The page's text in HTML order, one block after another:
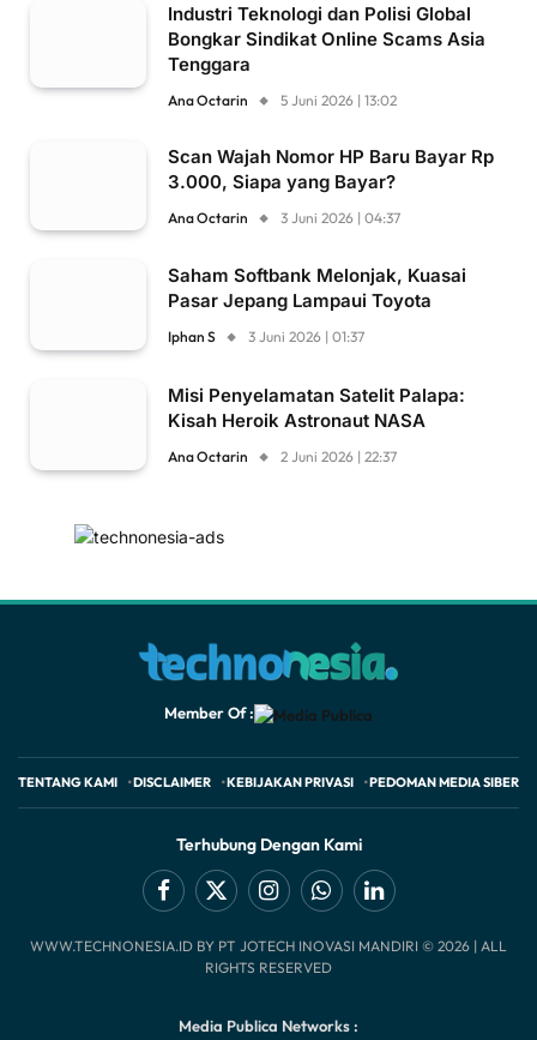
Industri Teknologi dan Polisi Global
Bongkar Sindikat Online Scams Asia
Tenggara
Ana Octarin 5 Juni 2026 | 13:02
Scan Wajah Nomor HP Baru Bayar Rp
3.000, Siapa yang Bayar?
Ana Octarin 3 Juni 2026 | 04:37
Saham Softbank Melonjak, Kuasai
Pasar Jepang Lampaui Toyota
Iphan S 3 Juni 2026 | 01:37
Misi Penyelamatan Satelit Palapa:
Kisah Heroik Astronaut NASA
Ana Octarin 2 Juni 2026 | 22:37
Member Of :
TENTANG KAMI DISCLAIMER KEBIJAKAN PRIVASI PEDOMAN MEDIA SIBER
Terhubung Dengan Kami
Facebook
X
(Twitter)
InstagramWhatsAppLinkedIn
WWW.TECHNONESIA.ID BY PT JOTECH INOVASI MANDIRI © 2026 | ALL
RIGHTS RESERVED
Media Publica Networks :